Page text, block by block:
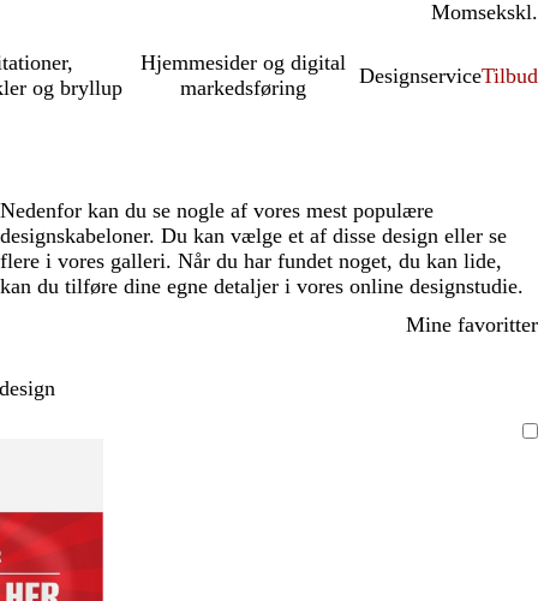
Momsinkl.
ekskl.
og bryllup
Hjemmesider og digital
markedsføring
DesignserviceTilbud
Nedenfor kan du se nogle af vores mest populære
designskabeloner. Du kan vælge et af disse design eller se
flere i vores galleri. Når du har fundet noget, du kan lide,
kan du tilføre dine egne detaljer i vores online designstudie.
Mine favoritter